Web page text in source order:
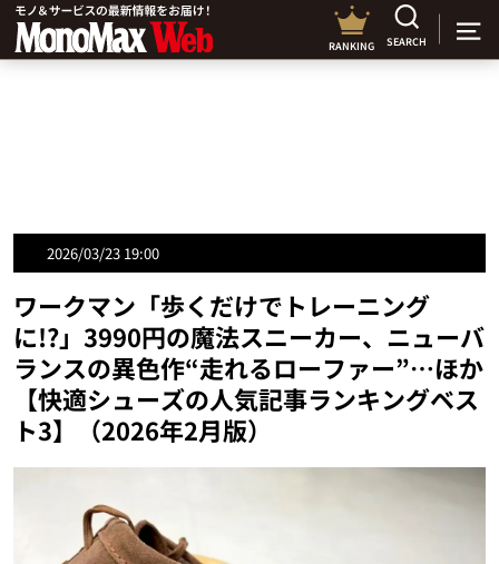
RANKING SEARCH
2026/03/23 19:00
ワークマン「歩くだけでトレーニング
に!?」3990円の魔法スニーカー、ニューバ
ランスの異色作“走れるローファー”…ほか
【快適シューズの人気記事ランキングベス
ト3】（2026年2月版）